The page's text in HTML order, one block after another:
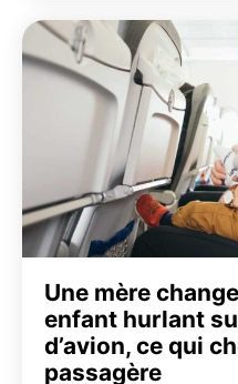
Une mère
enfant hurlant
d’avion, ce qui
passagère